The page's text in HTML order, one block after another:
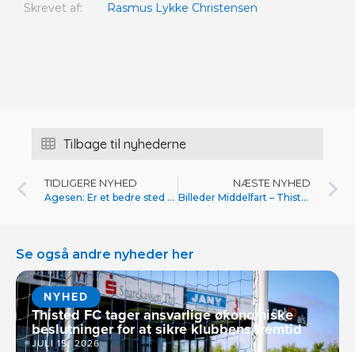
Skrevet af: Rasmus Lykke Christensen
Tilbage til nyhederne
TIDLIGERE NYHED
Agesen: Er et bedre sted end i foråret
NÆSTE NYHED
Billeder Middelfart – Thisted FC
Se også andre nyheder her
NYHED
Thisted FC tager ansvarlige økonomiske
beslutninger for at sikre klubbens fremtid
JULI 15, 2026